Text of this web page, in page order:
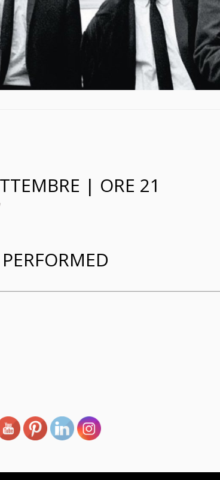
| ORE 21